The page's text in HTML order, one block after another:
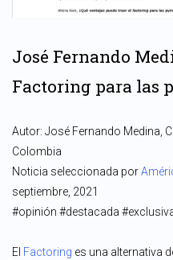
José Fernando
Factoring para las
Autor: José Fernando Medina,
Colombia
Noticia seleccionada por
septiembre, 2021
#opinión #destacada
El Factoring es una alternativa